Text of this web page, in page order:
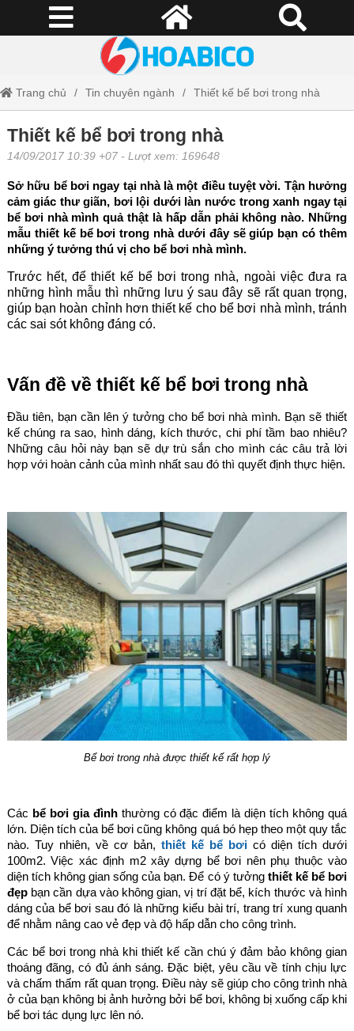
Trang chủ Tin chuyên ngành Thiết kế bể bơi trong nhà
Thiết kế bể bơi trong nhà
14/09/2017 10:39 +07 - Lượt xem: 169648
Sở hữu bể bơi ngay tại nhà là một điều tuyệt vời. Tận hưởng
cảm giác thư giãn, bơi lội dưới làn nước trong xanh ngay tại
bể bơi nhà mình quả thật là hấp dẫn phải không nào. Những
mẫu thiết kế bể bơi trong nhà dưới đây sẽ giúp bạn có thêm
những ý tưởng thú vị cho bể bơi nhà mình.
Trước hết, để thiết kế bể bơi trong nhà, ngoài việc đưa ra
những hình mẫu thì những lưu ý sau đây sẽ rất quan trọng,
giúp bạn hoàn chỉnh hơn thiết kế cho bể bơi nhà mình, tránh
các sai sót không đáng có.
Vấn đề về thiết kế bể bơi trong nhà
Đầu tiên, bạn cần lên ý tưởng cho bể bơi nhà mình. Bạn sẽ thiết
kế chúng ra sao, hình dáng, kích thước, chi phí tầm bao nhiêu?
Những câu hỏi này bạn sẽ dự trù sắn cho mình các câu trả lời
hợp với hoàn cảnh của mình nhất sau đó thì quyết định thực hiện.
Bể bơi trong nhà được thiết kế rất hợp lý
Các bể bơi gia đìnhthường có đặc điểm là diện tích không quá
lớn. Diện tích của bể bơi cũng không quá bó hẹp theo một quy tắc
nào. Tuy nhiên, về cơ bản, thiết kế bể bơi có diện tích dưới
100m2. Việc xác định m2 xây dựng bể bơi nên phụ thuộc vào
diện tích không gian sống của bạn. Để có ý tưởng thiết kế bể bơi
đẹpbạn cần dựa vào không gian, vị trí đặt bể, kích thước và hình
dáng của bể bơi sau đó là những kiểu bài trí, trang trí xung quanh
để nhằm nâng cao vẻ đẹp và độ hấp dẫn cho công trình.
Các bể bơi trong nhà khi thiết kế cần chú ý đảm bảo không gian
thoáng đãng, có đủ ánh sáng. Đặc biệt, yêu cầu về tính chịu lực
và chấm thấm rất quan trọng. Điều này sẽ giúp cho công trình nhà
ở của bạn không bị ảnh hưởng bởi bể bơi, không bị xuống cấp khi
bể bơi tác dụng lực lên nó.